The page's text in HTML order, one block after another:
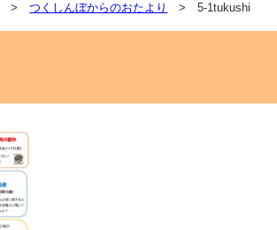
>つくしんぼからのおたより > 5-1tukushi